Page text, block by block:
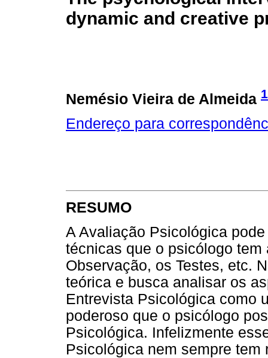
dynamic and creative
Nemésio Vieira de Almeida 1
Endereço para
RESUMO
A Avaliação Psicológica
técnicas que o psicólogo
Observação, os Testes, etc.
teórica e busca analisar os
Entrevista Psicológica como
poderoso que o psicólogo
Psicológica. Infelizmente
Psicológica nem sempre